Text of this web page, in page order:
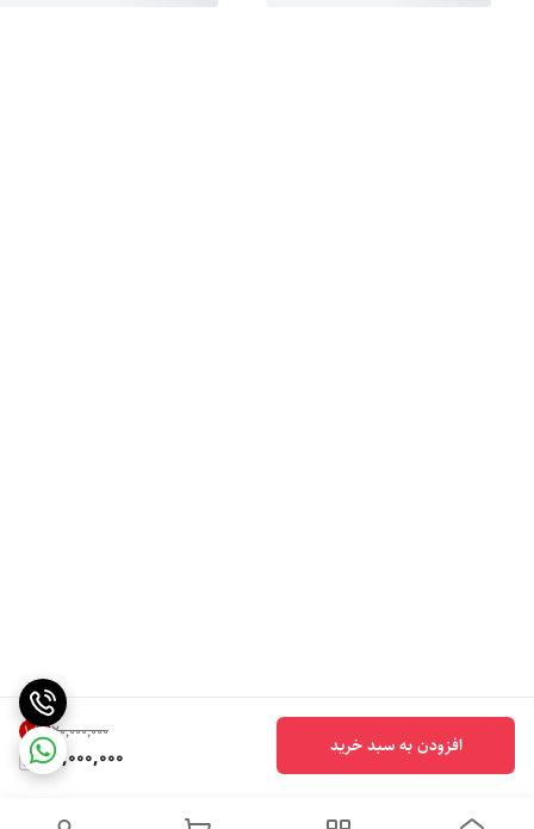
۲۰٬۰۰۰٬۰۰۰ 10%
18,000,000 افزودن به سبد خرید